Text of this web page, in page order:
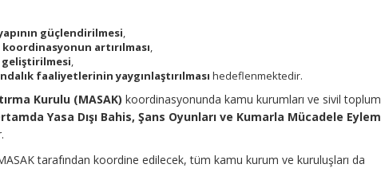
güçlendirilmesi,
artırılması,
,
faaliyetlerinin yaygınlaştırılması hedeflenmektedir.
Kurulu (MASAK) koordinasyonunda kamu kurumları ve sivil toplum
Yasa Dışı Bahis, Şans Oyunları ve Kumarla Mücadele Eylem
tarafından koordine edilecek, tüm kamu kurum ve kuruluşları da